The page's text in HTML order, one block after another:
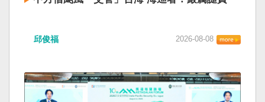
邱俊福 2026-08-08